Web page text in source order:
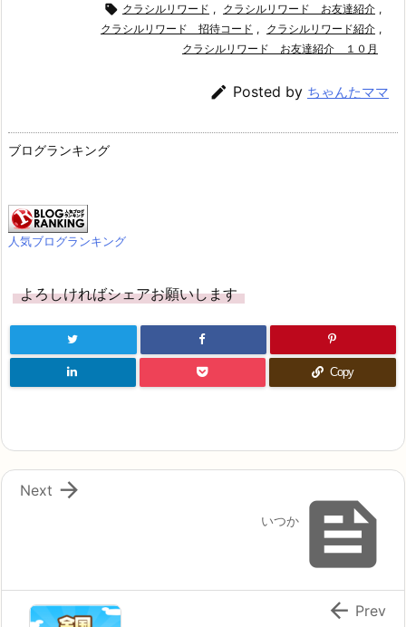
 クラシルリワード , クラシルリワード お友達紹介 ,
クラシルリワード 招待コード , クラシルリワード紹介 ,
クラシルリワード お友達紹介 １０月
 Posted by ちゃんたママ
ブログランキング
人気ブログランキング
よろしければシェアお願いします
Copy

いつか

Next
 Prev